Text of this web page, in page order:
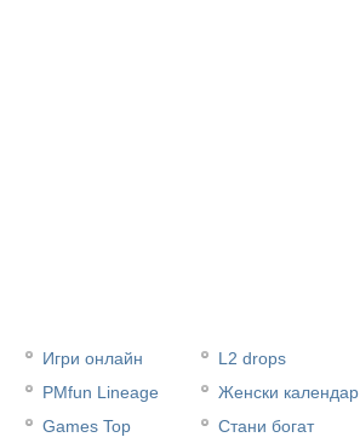
Игри онлайн
PMfun Lineage
Games Top
L2 drops
Женски календар
Стани богат